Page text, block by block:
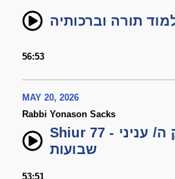
תורה וברכותיה
56:53
MAY 20, 2026
Rabbi Yonason Sacks
Shiur 77 - צרת סוטה חלק ה/ עניני
שבועות
53:51